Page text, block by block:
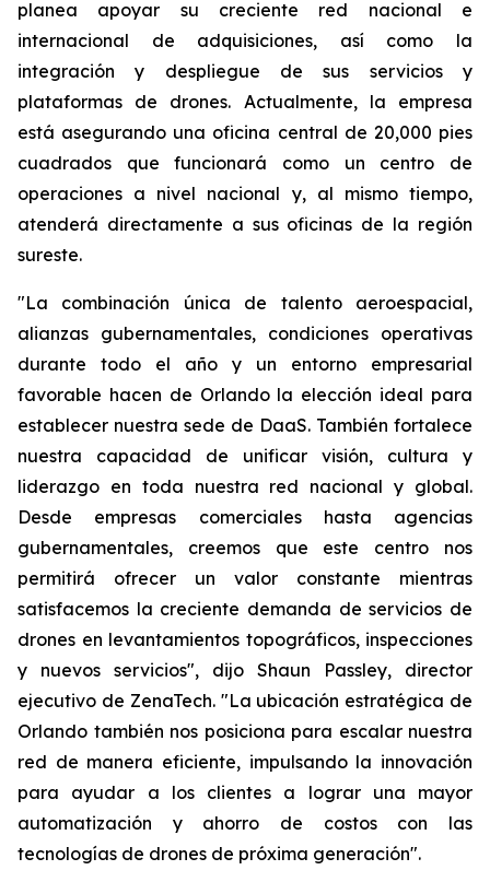
planea apoyar su creciente red nacional e
internacional de adquisiciones, así como la
integración y despliegue de sus servicios y
plataformas de drones. Actualmente, la empresa
está asegurando una oficina central de 20,000 pies
cuadrados que funcionará como un centro de
operaciones a nivel nacional y, al mismo tiempo,
atenderá directamente a sus oficinas de la región
sureste.
"La combinación única de talento aeroespacial,
alianzas gubernamentales, condiciones operativas
durante todo el año y un entorno empresarial
favorable hacen de Orlando la elección ideal para
establecer nuestra sede de DaaS. También fortalece
nuestra capacidad de unificar visión, cultura y
liderazgo en toda nuestra red nacional y global.
Desde empresas comerciales hasta agencias
gubernamentales, creemos que este centro nos
permitirá ofrecer un valor constante mientras
satisfacemos la creciente demanda de servicios de
drones en levantamientos topográficos, inspecciones
y nuevos servicios", dijo Shaun Passley, director
ejecutivo de ZenaTech. "La ubicación estratégica de
Orlando también nos posiciona para escalar nuestra
red de manera eficiente, impulsando la innovación
para ayudar a los clientes a lograr una mayor
automatización y ahorro de costos con las
tecnologías de drones de próxima generación".